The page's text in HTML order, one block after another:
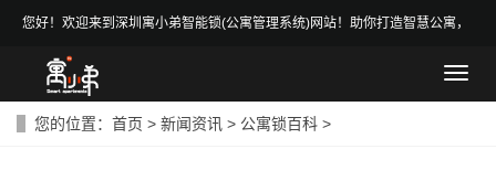
您好！欢迎来到深圳寓小弟智能锁(公寓管理系统)网站！助你打造智慧公寓，
做智慧房东！
导
您的位置： 首页 > 新闻资讯 > 公寓锁百科 >